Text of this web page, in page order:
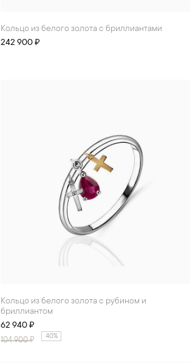
Кольцо из белого золота с бриллиантами
242 900 ₽
Кольцо из белого золота с рубином и
бриллиантом
62 940 ₽
104 900₽ 40%